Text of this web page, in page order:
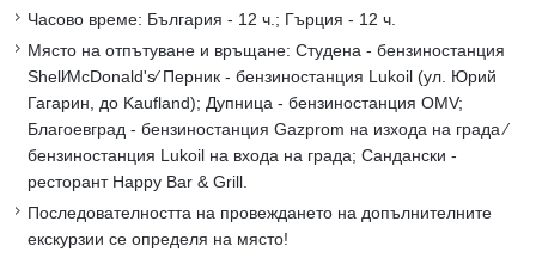
Часово време: България - 12 ч.; Гърция - 12 ч.
Място на отпътуване и връщане: Студена - бензиностанция
Shell∕McDonald's∕ Перник - бензиностанция Lukoil (ул. Юрий
Гагарин, до Kaufland); Дупница - бензиностанция OMV;
Благоевград - бензиностанция Gazprom на изхода на града ∕
бензиностанция Lukoil на входа на града; Сандански -
ресторант Happy Bar & Grill.
Последователността на провеждането на допълнителните
екскурзии се определя на място!